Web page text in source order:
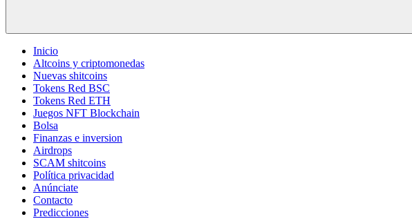
Inicio
Altcoins y criptomonedas
Nuevas shitcoins
Tokens Red BSC
Tokens Red ETH
Juegos NFT Blockchain
Bolsa
Finanzas e inversion
Airdrops
SCAM shitcoins
Política privacidad
Anúnciate
Contacto
Predicciones